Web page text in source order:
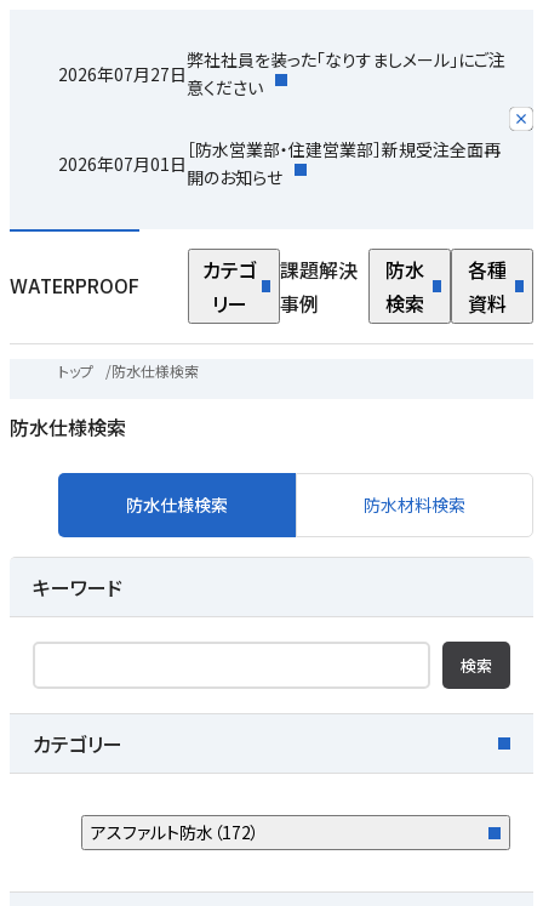
2026年07月27日
弊社社員を装った「なりすましメール」にご注
意ください
2026年07月01日
［防水営業部・住建営業部］新規受注全面再
開のお知らせ
WATERPROOF
カテゴ
リー
課題解決
事例
防水
検索
各種
資料
トップ /防水仕様検索
防水仕様検索
防水仕様検索 防水材料検索
キーワード
検索
カテゴリー
アスファルト防水 （172）